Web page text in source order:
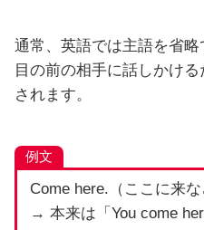
通常、英語では主語を省略
目の前の相手に話しかけ
されます。
例文
Come here.（ここに来な
→ 本来は「You come